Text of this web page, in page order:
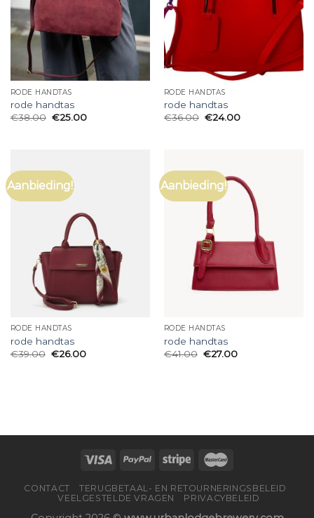
RODE HANDTAS
rode handtas
€38.00 €25.00
RODE HANDTAS
rode handtas
€36.00 €24.00
Aanbieding!
RODE HANDTAS
rode handtas
€39.00 €26.00
Aanbieding!
RODE HANDTAS
rode handtas
€41.00 €27.00
CONTACT
TERUGBETAAL- EN RETOURNERINGSBELEID
VEELGESTELDE VRAGEN
PRIVACYBELEID